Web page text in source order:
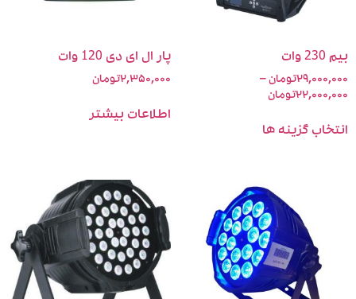
تومان –
تومان
گزینه ها
پار ال ای دی 120 وات
۲,۳۵۰,۰۰۰تومان
اطلاعات بیشتر